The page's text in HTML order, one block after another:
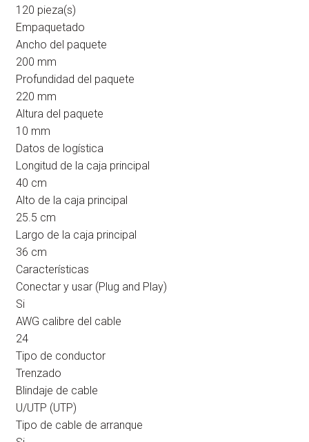
120 pieza(s)
Empaquetado
Ancho del paquete
200 mm
Profundidad del paquete
220 mm
Altura del paquete
10 mm
Datos de logística
Longitud de la caja principal
40 cm
Alto de la caja principal
25.5 cm
Largo de la caja principal
36 cm
Características
Conectar y usar (Plug and Play)
Si
AWG calibre del cable
24
Tipo de conductor
Trenzado
Blindaje de cable
U/UTP (UTP)
Tipo de cable de arranque